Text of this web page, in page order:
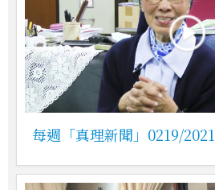
每週「真理新聞」0219/2021